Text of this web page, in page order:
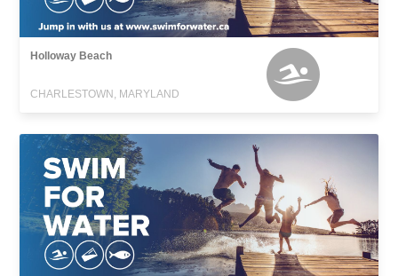
Holloway Beach
CHARLESTOWN, MARYLAND